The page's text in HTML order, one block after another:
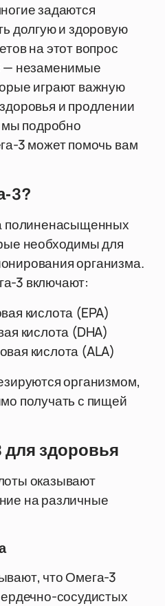
задаются
долгую и здоровую
на этот вопрос
— незаменимые
играют важную
и продлении
мы подробно
3 может помочь вам
3?
полиненасыщенных
необходимы для
организма.
3 включают:
кислота (EPA)
кислота (DHA)
кислота (ALA)
организмом,
получать с пищей
для здоровья
оказывают
на различные
что Омега-3
сосудистых